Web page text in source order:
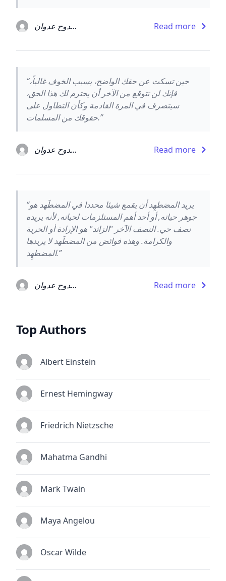
ممدوح عدوان Read more
“حين تسكت عن حقك الواضح، بسبب الخوف غالباً،
فإنك لن تتوقع من الآخر أن يحترم لك هذا الحق،
سيتصرف في المرة القادمة وكأن التطاول على
حقوقك من المسلمات.”
ممدوح عدوان Read more
“يريد المضطهِد أن يقمع شيئا محددا في المضطَهد هو
جوهر حياته, أو أحد أهم المستلزمات لحياته, لأنه يريده
نصف حي. النصف الآخر "الزائد" هو الإرادة أو الحرية
والكرامة. وهذه فوائض من المضطَهد لا يريدها
المضطهِد.”
ممدوح عدوان Read more
Top Authors
Albert Einstein
Ernest Hemingway
Friedrich Nietzsche
Mahatma Gandhi
Mark Twain
Maya Angelou
Oscar Wilde